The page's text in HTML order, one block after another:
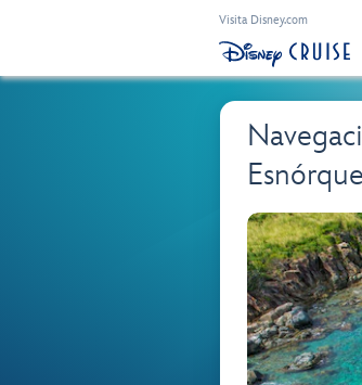
Visita Disney.com